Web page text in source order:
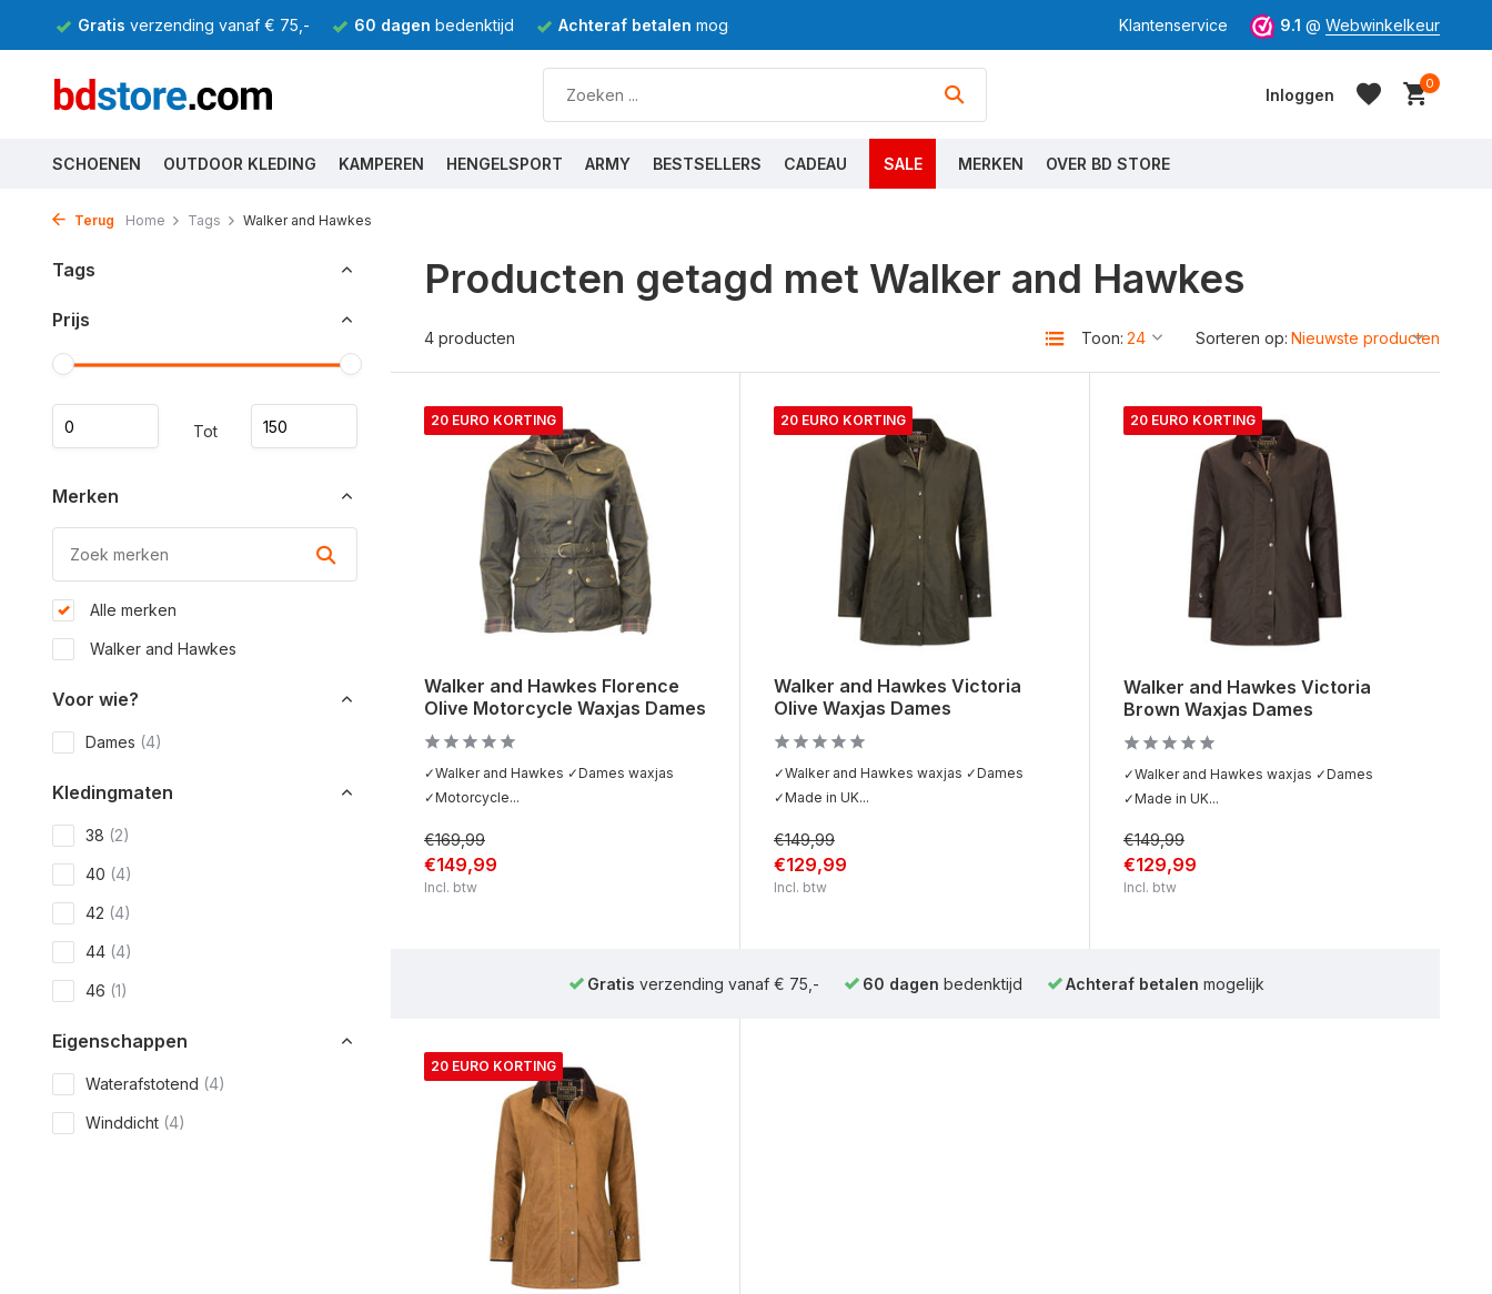
Gratis verzending vanaf € 75,- 60 dagen bedenktijd Achteraf betalen mogelijk Klantenservice 9.1 @ Webwinkelkeur
Inloggen
0
SCHOENEN OUTDOOR KLEDING KAMPEREN HENGELSPORT ARMY BESTSELLERS CADEAU SALE MERKEN OVER BD STORE
Terug Home Tags Walker and Hawkes
Tags
Prijs
Tot
Merken
Alle merken
Walker and Hawkes
Voor wie?
Dames (4)
Kledingmaten
38 (2)
40 (4)
42 (4)
44 (4)
46 (1)
Eigenschappen
Waterafstotend (4)
Winddicht (4)
Producten getagd met Walker and Hawkes
4 producten Toon: Sorteren op:
20 EURO KORTING
Walker and Hawkes Florence
Olive Motorcycle Waxjas Dames
✓Walker and Hawkes ✓Dames waxjas
✓Motorcycle...
€169,99
€149,99
Incl. btw
20 EURO KORTING
Walker and Hawkes Victoria
Olive Waxjas Dames
✓Walker and Hawkes waxjas ✓Dames
✓Made in UK...
€149,99
€129,99
Incl. btw
20 EURO KORTING
Walker and Hawkes Victoria
Brown Waxjas Dames
✓Walker and Hawkes waxjas ✓Dames
✓Made in UK...
€149,99
€129,99
Incl. btw
Gratis verzending vanaf € 75,- 60 dagen bedenktijd Achteraf betalen mogelijk
20 EURO KORTING